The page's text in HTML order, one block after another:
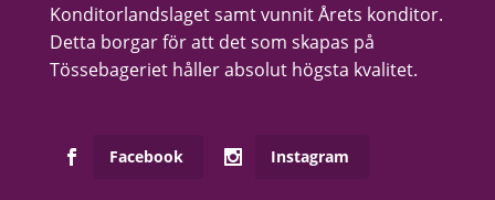
Konditorlandslaget samt vunnit Årets konditor.
Detta borgar för att det som skapas på
Tössebageriet håller absolut högsta kvalitet.
Facebook Instagram